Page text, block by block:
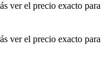
ver el precio exacto para
ver el precio exacto para